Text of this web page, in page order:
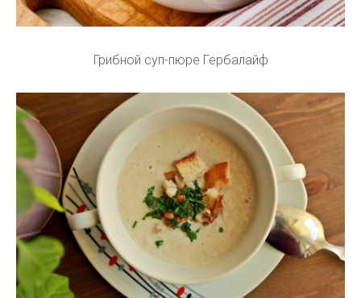
Грибной суп-пюре Гербалайф